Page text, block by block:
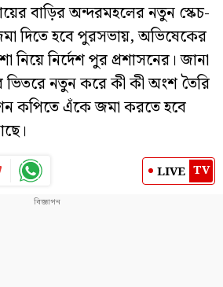
বাড়ির অন্দরমহলের নতুন স্কেচ-
দিতে হবে পুরসভায়, অভিষেকের
নিয়ে নির্দেশ পুর প্রশাসনের। জানা
ভিতরে নতুন করে কী কী অংশ তৈরি
কপিতে এঁকে জমা করতে হবে
LIVE TV